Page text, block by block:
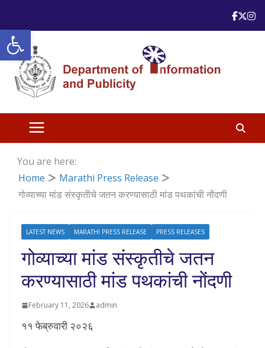
Open toolbar
content
You are here:
Home
Marathi Press Release
गोव्याच्या मांड संस्कृतीचे जतन करण्यासाठी मांड पथकांची नोंदणी
LATEST NEWS MARATHI PRESS RELEASE PRESS RELEASES
गोव्याच्या मांड संस्कृतीचे जतन
करण्यासाठी मांड पथकांची नोंदणी
February 11, 2026 admin
११ फेब्रुवारी २०२६